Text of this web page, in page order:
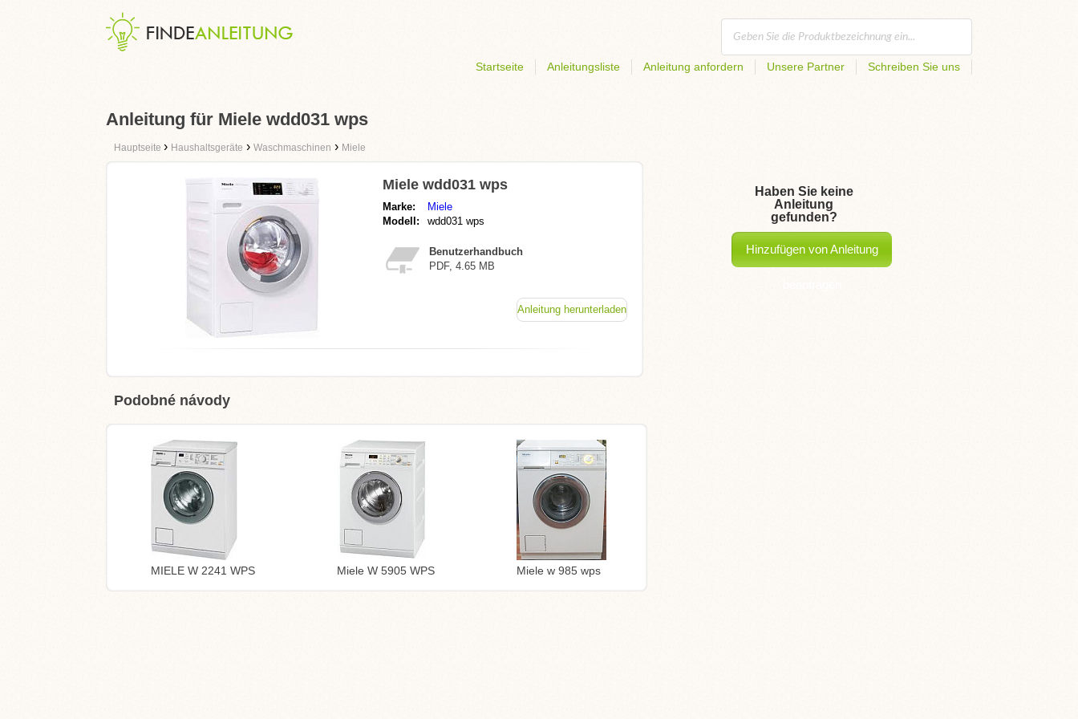
Startseite Anleitungsliste Anleitung anfordern Unsere Partner Schreiben Sie uns
Anleitung für Miele wdd031 wps
Hauptseite › Haushaltsgeräte › Waschmaschinen › Miele
Miele wdd031 wps
Marke:
Miele
Modell:
wdd031 wps
Benutzerhandbuch
PDF, 4.65 MB
Anleitung herunterladen
Podobné návody
MIELE W 2241 WPS Miele W 5905 WPS Miele w 985 wps
Haben Sie keine
Anleitung
gefunden?
Hinzufügen von Anleitung